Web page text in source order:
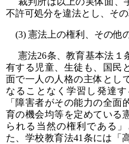
不許可処分を違法とし、そ
(3) 憲法上の権利、その他
憲法26条、教育基本法１
有する児童、生徒も、国民
面で一人の人格の主体とし
なることなく学習し発達
「障害者がその能力の全面
育の機会均等を定めている
られる当然の権利である
た、学校教育法41条には「